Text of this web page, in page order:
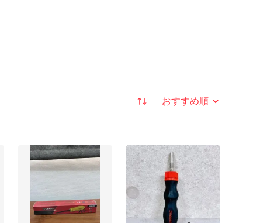
並び替え